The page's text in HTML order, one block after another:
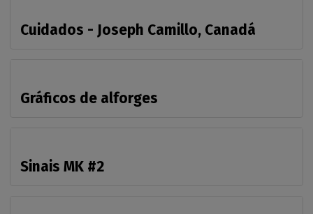
Cuidados - Joseph Camillo, Canadá
Gráficos de alforges
Sinais MK #2